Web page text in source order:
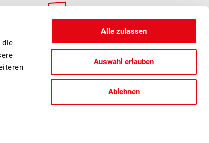
die
Alle zulassen
Auswahl erlauben
Ablehnen